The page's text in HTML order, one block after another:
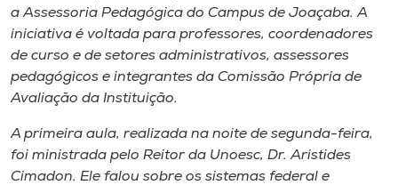
Biblioteca
Editora
Rádio
a Assessoria Pedagógica do Campus de Joaçaba. A
iniciativa é voltada para professores, coordenadores
de curso e de setores administrativos, assessores
pedagógicos e integrantes da Comissão Própria de
Avaliação da Instituição.
A primeira aula, realizada na noite de segunda-feira,
foi ministrada pelo Reitor da Unoesc, Dr. Aristides
Cimadon. Ele falou sobre os sistemas federal e